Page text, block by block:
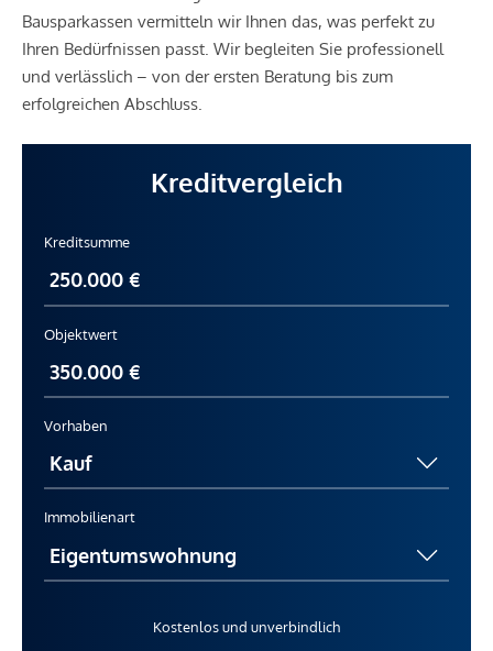
Bausparkassen vermitteln wir Ihnen das, was perfekt zu
Ihren Bedürfnissen passt. Wir begleiten Sie professionell
und verlässlich – von der ersten Beratung bis zum
erfolgreichen Abschluss.
Kreditvergleich
Kreditsumme
Objektwert
Vorhaben
Immobilienart
Kostenlos und unverbindlich